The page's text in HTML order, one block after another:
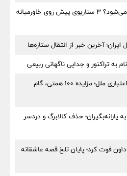
جنگ ایران و آمریکا تمام می‌شود؟ ۳ سناریوی پیش روی خاورمیانه
آخرین خبر از انتقال ستاره‌ها
به تراکتور و جدایی ناگهانی ربیعی
چرخش بزرگ در مؤسسه اعتباری ملل؛ مزایده ۱۰۰ همتی، گام
یارانه‌بگیران؛ حذف کالابرگ و دردسر
فوت کرد؛ پایان تلخ قصه عاشقانه